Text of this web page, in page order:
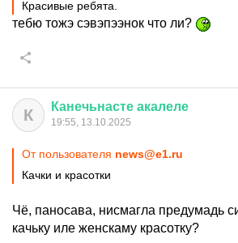
Красивые ребята.
тебю тожэ сэвэпээнок что ли?
К Канечьнасте акалеле
19:55, 13.10.2025
От пользователя news@e1.ru
Качки и красотки
Чё, паносава, нисмагла предумадь
качьку иле женскаму красотку?